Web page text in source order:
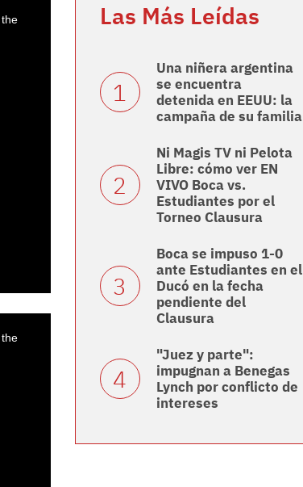
Las Más Leídas
Una niñera argentina
se encuentra
detenida en EEUU: la
campaña de su familia
Ni Magis TV ni Pelota
Libre: cómo ver EN
VIVO Boca vs.
Estudiantes por el
Torneo Clausura
Boca se impuso 1-0
ante Estudiantes en el
Ducó en la fecha
pendiente del
Clausura
"Juez y parte":
impugnan a Benegas
Lynch por conflicto de
intereses